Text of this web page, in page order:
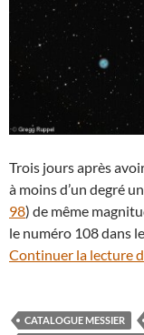
Trois jours après
à moins d’un degré
98) de même
le numéro 108 dans
Continuer la lecture
CATALOGUE MESSIER